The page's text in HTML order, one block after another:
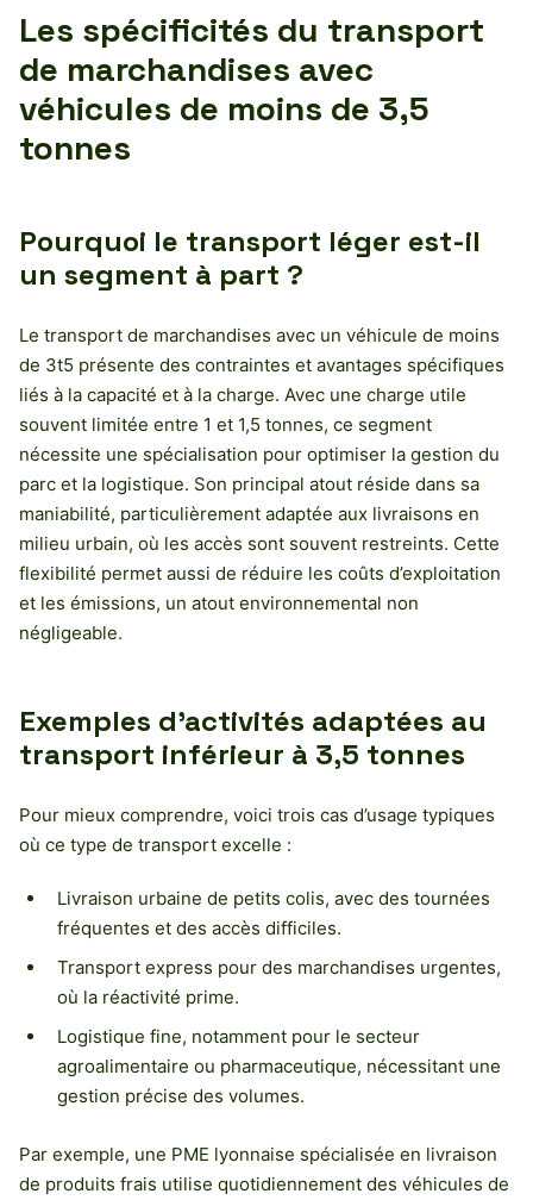
Les spécificités du transport
de marchandises avec
véhicules de moins de 3,5
tonnes
Pourquoi le transport léger est-il
un segment à part ?
Le transport de marchandises avec un véhicule de moins
de 3t5 présente des contraintes et avantages spécifiques
liés à la capacité et à la charge. Avec une charge utile
souvent limitée entre 1 et 1,5 tonnes, ce segment
nécessite une spécialisation pour optimiser la gestion du
parc et la logistique. Son principal atout réside dans sa
maniabilité, particulièrement adaptée aux livraisons en
milieu urbain, où les accès sont souvent restreints. Cette
flexibilité permet aussi de réduire les coûts d’exploitation
et les émissions, un atout environnemental non
négligeable.
Exemples d’activités adaptées au
transport inférieur à 3,5 tonnes
Pour mieux comprendre, voici trois cas d’usage typiques
où ce type de transport excelle :
Livraison urbaine de petits colis, avec des tournées
fréquentes et des accès difficiles.
Transport express pour des marchandises urgentes,
où la réactivité prime.
Logistique fine, notamment pour le secteur
agroalimentaire ou pharmaceutique, nécessitant une
gestion précise des volumes.
Par exemple, une PME lyonnaise spécialisée en livraison
de produits frais utilise quotidiennement des véhicules de